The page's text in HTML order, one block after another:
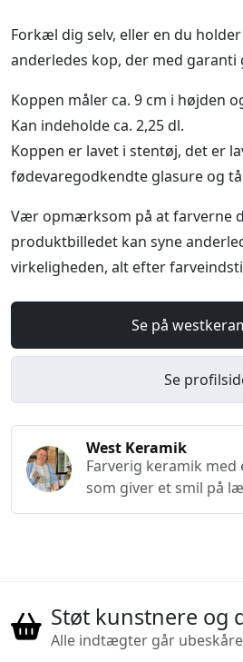
Forkæl dig selv, eller en du
anderledes kop, der med
Koppen måler ca. 9 cm i højden
Kan indeholde ca. 2,25 dl.
Koppen er lavet i stentøj, det er
fødevaregodkendte glasure og
Vær opmærksom på at farverne
produktbilledet kan syne
virkeligheden, alt efter
Se på
Se
West Keramik
Farverig keramik med
som giver et smil på
Støt kunstnere og
Alle indtægter går